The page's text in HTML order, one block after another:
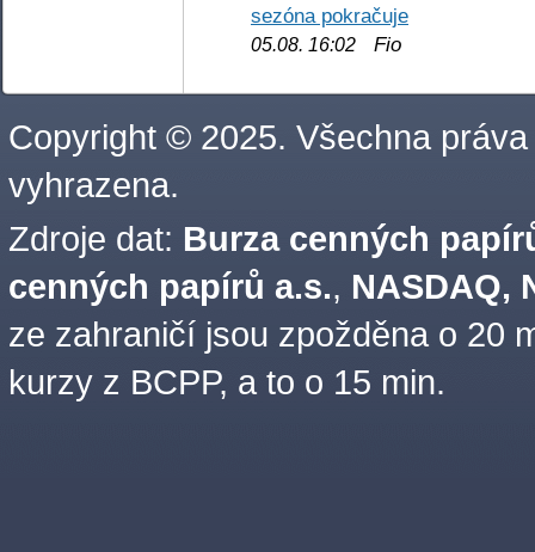
sezóna pokračuje
05.08. 16:02 Fio
Copyright © 2025. Všechna práva
vyhrazena.
Zdroje dat: Burza cenných
cenných papírů a.s., NASDAQ,
ze zahraničí jsou zpožděna o 20
kurzy z BCPP, a to o 15 min.